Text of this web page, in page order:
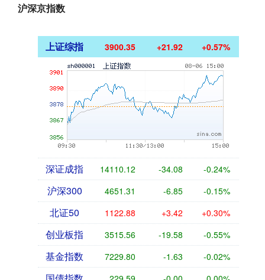
沪深京指数
上证综指 3900.35 +21.92 +0.57%
深证成指 14110.12 -34.08 -0.24%
沪深300 4651.31 -6.85 -0.15%
北证50 1122.88 +3.42 +0.30%
创业板指 3515.56 -19.58 -0.55%
基金指数 7229.80 -1.63 -0.02%